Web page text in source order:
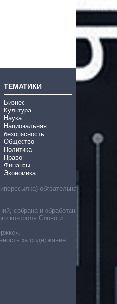
ТЕМАТИКИ
Бизнес
Культура
Наука
Национальная
безопасность
Общество
Политика
Право
Финансы
Экономика
обязательна
собрана и обработана
контроля Слово и
за содержание